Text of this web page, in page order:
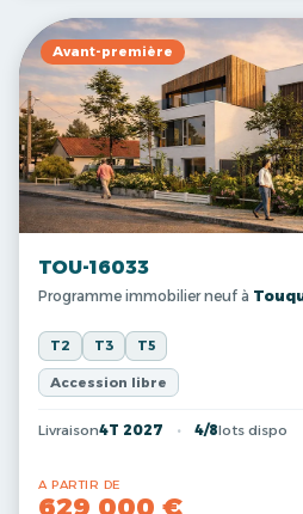
Avant-première
TOU-16033
Programme immobilier neuf à
T2 T3 T5
Accession libre
Livraison4T 2027 4/8lots dispo
A PARTIR DE
629 000 €